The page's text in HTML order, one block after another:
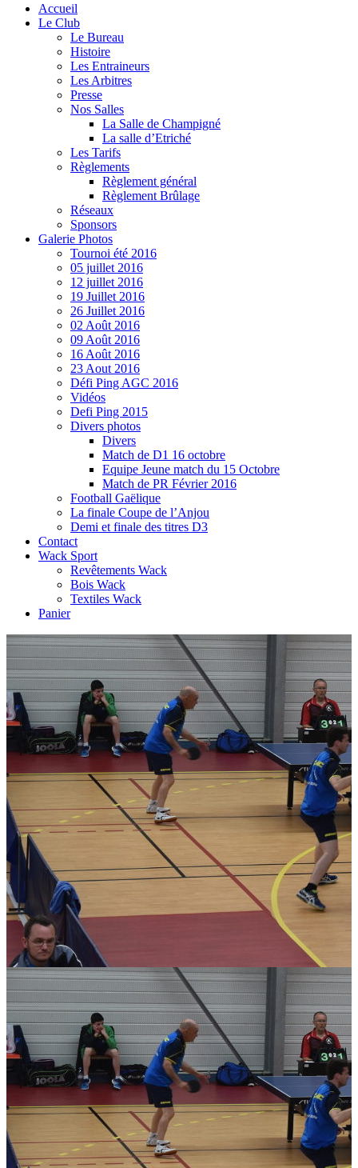
Accueil
Le Club
Le Bureau
Histoire
Les Entraineurs
Les Arbitres
Presse
Nos Salles
La Salle de Champigné
La salle d’Etriché
Les Tarifs
Règlements
Règlement général
Règlement Brûlage
Réseaux
Sponsors
Galerie Photos
Tournoi été 2016
05 juillet 2016
12 juillet 2016
19 Juillet 2016
26 Juillet 2016
02 Août 2016
09 Août 2016
16 Août 2016
23 Aout 2016
Défi Ping AGC 2016
Vidéos
Defi Ping 2015
Divers photos
Divers
Match de D1 16 octobre
Equipe Jeune match du 15 Octobre
Match de PR Février 2016
Football Gaëlique
La finale Coupe de l’Anjou
Demi et finale des titres D3
Contact
Wack Sport
Revêtements Wack
Bois Wack
Textiles Wack
Panier